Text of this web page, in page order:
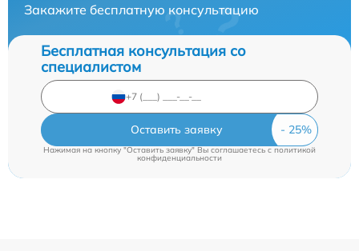
Закажите бесплатную консультацию
Бесплатная консультация со
специалистом
Оставить заявку
Нажимая на кнопку "Оставить заявку" Вы соглашаетесь cполитикой
конфиденциальности